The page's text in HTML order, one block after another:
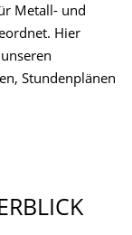
Metall- und
Hier
Stundenplänen